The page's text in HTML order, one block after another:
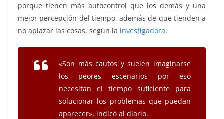
porque tienen más autocontrol que los demás y una
mejor percepción del tiempo, además de que tienden a
no aplazar las cosas, según la investigadora.
«Son más cautos y suelen imaginarse
los peores escenarios por eso
necesitan el tiempo suficiente para
solucionar los problemas que puedan
aparecer», indicó al diario.